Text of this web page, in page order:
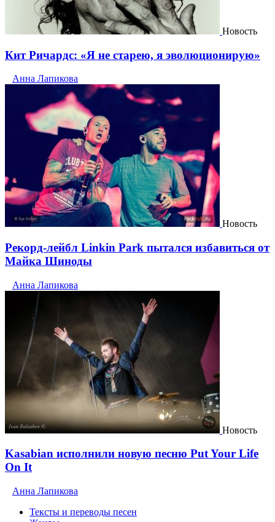
Новость
Кит Ричардс: «Я не старею, я эволюционирую»
Анна Лапикова
Новость
Рекорд-лейбл Linkin Park пытался избавиться от
Майка Шиноды
Анна Лапикова
Новость
Kasabian исполнили новую песню Put Your Life
On It
Анна Лапикова
Тексты и переводы песен